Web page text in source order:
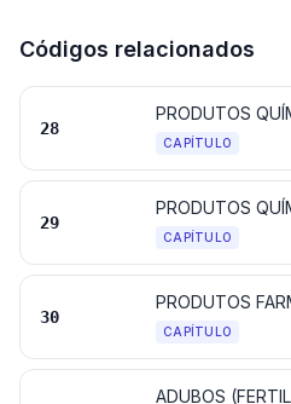
Códigos relacionados
28
CAPÍTULO
29
PRODUTOS
CAPÍTULO
30
PRODUTOS
CAPÍTULO
ADUBOS